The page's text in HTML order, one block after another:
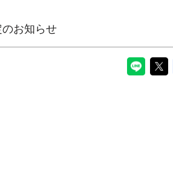
お知らせ